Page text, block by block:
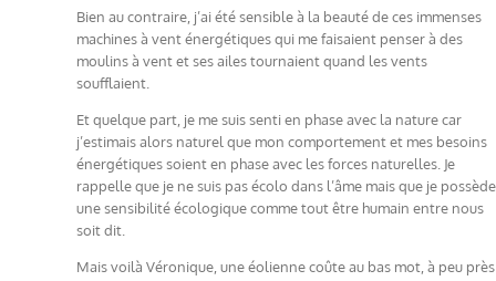
Bien au contraire, j’ai été sensible à la beauté de ces immenses
machines à vent énergétiques qui me faisaient penser à des
moulins à vent et ses ailes tournaient quand les vents
soufflaient.
Et quelque part, je me suis senti en phase avec la nature car
j’estimais alors naturel que mon comportement et mes besoins
énergétiques soient en phase avec les forces naturelles. Je
rappelle que je ne suis pas écolo dans l’âme mais que je possède
une sensibilité écologique comme tout être humain entre nous
soit dit.
Mais voilà Véronique, une éolienne coûte au bas mot, à peu près